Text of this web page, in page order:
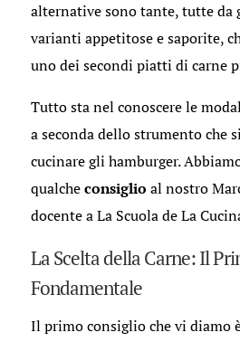
alternative sono tante, tutte da
varianti appetitose e saporite,
uno dei secondi piatti di carne
Tutto sta nel conoscere le
a seconda dello strumento che
cucinare gli hamburger.
qualcheconsiglio al nostro
docente a La Scuola de La
La Scelta della Carne: Il
Fondamentale
Il primo consiglio che vi diamo